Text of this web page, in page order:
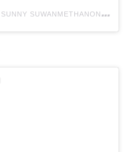
A
POST SHARED BY SUNNY SUWANMETHANONT (@SUNNY_SUWANMETHANONT)